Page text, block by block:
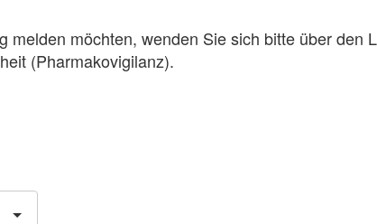
melden möchten, wenden Sie sich bitte über den
(Pharmakovigilanz).